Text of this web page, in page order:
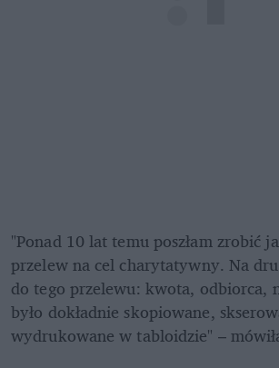
"Ponad 10 lat temu poszłam zrobić
przelew na cel charytatywny. Na
do tego przelewu: kwota, odbiorca,
było dokładnie skopiowane,
wydrukowane w tabloidzie" –